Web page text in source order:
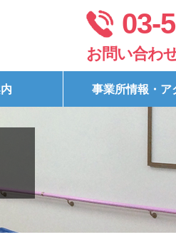
03-
お問い合わ
事業所情報・ア